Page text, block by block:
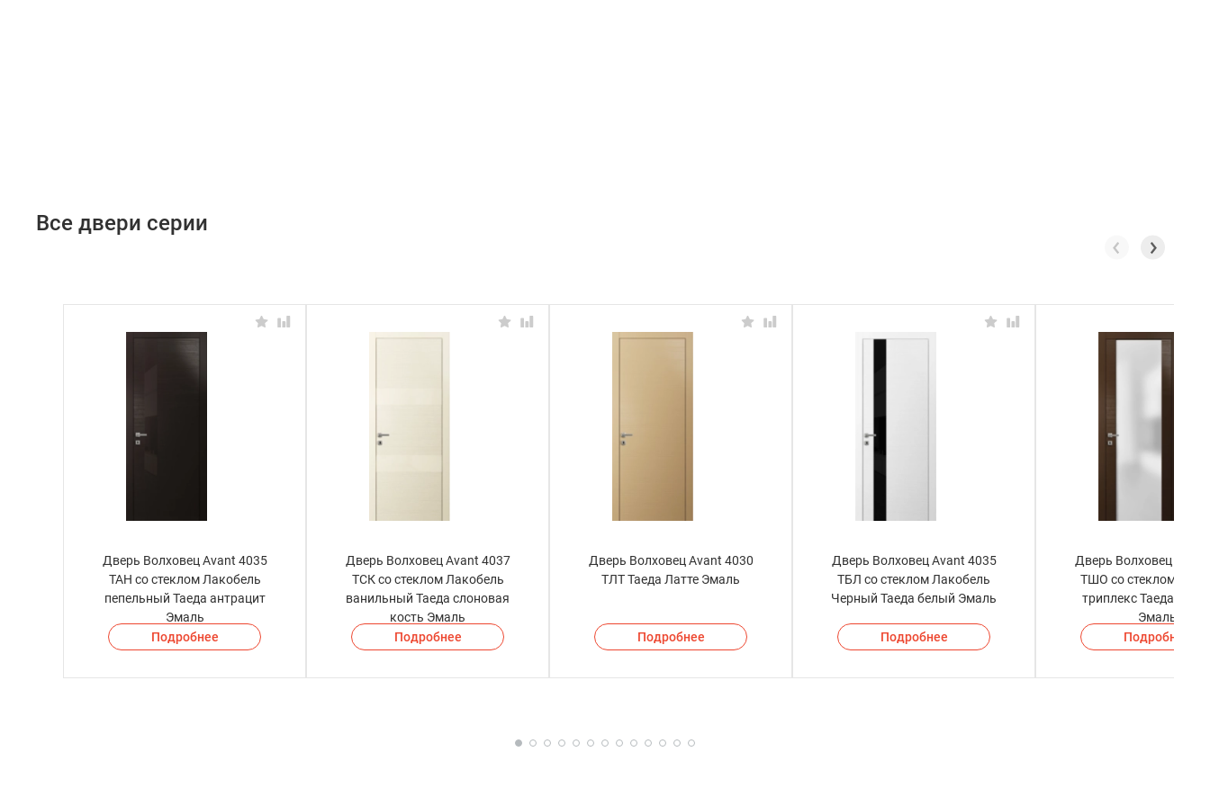
Все двери серии
Дверь Волховец Avant 4035
ТАН со стеклом Лакобель
пепельный Таеда антрацит
Эмаль
Подробнее
Дверь Волховец Avant 4037
ТСК со стеклом Лакобель
ванильный Таеда слоновая
кость Эмаль
Подробнее
Дверь Волховец Avant 4030
ТЛТ Таеда Латте Эмаль
Подробнее
Дверь Волховец Avant 4035
ТБЛ со стеклом Лакобель
Черный Таеда белый Эмаль
Подробнее
Дверь Волховец
ТШО со стеклом
триплекс Таеда
Эмаль
Подробнее